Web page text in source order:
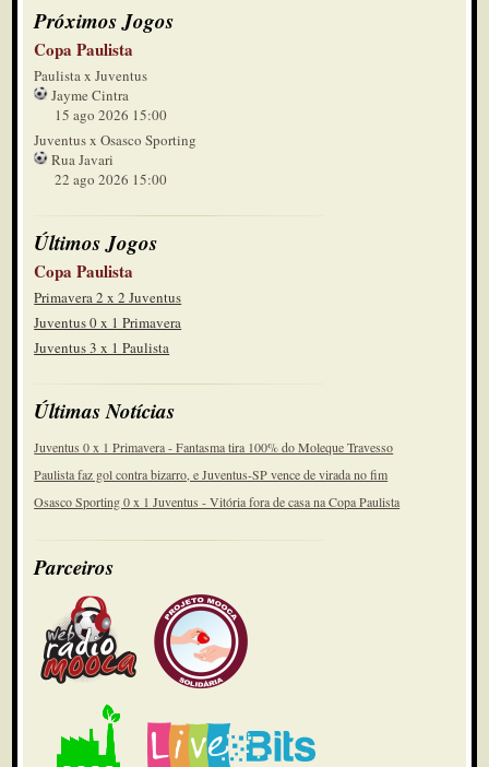
Próximos Jogos
Copa Paulista
Paulista x Juventus
Jayme Cintra
15 ago 2026 15:00
Juventus x Osasco Sporting
Rua Javari
22 ago 2026 15:00
Últimos Jogos
Copa Paulista
Primavera 2 x 2 Juventus
Juventus 0 x 1 Primavera
Juventus 3 x 1 Paulista
Últimas Notícias
Juventus 0 x 1 Primavera - Fantasma tira 100% do Moleque Travesso
Paulista faz gol contra bizarro, e Juventus-SP vence de virada no fim
Osasco Sporting 0 x 1 Juventus - Vitória fora de casa na Copa Paulista
Parceiros